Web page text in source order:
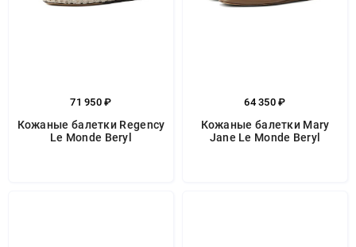
71 950 ₽
Кожаные балетки Regency
Le Monde Beryl
64 350 ₽
Кожаные балетки Mary
Jane Le Monde Beryl